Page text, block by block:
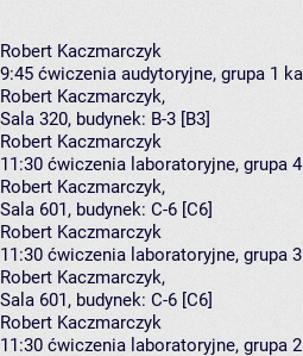
Robert Kaczmarczyk
9:45 ćwiczenia audytoryjne, grupa 1
Robert Kaczmarczyk,
Sala 320, budynek: B-3 [B3]
Robert Kaczmarczyk
11:30 ćwiczenia laboratoryjne, grupa 4
Robert Kaczmarczyk,
Sala 601, budynek: C-6 [C6]
Robert Kaczmarczyk
11:30 ćwiczenia laboratoryjne, grupa 3
Robert Kaczmarczyk,
Sala 601, budynek: C-6 [C6]
Robert Kaczmarczyk
11:30 ćwiczenia laboratoryjne, grupa 2